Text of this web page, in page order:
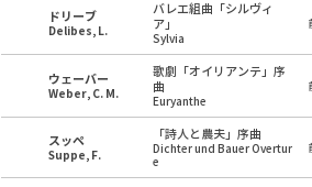
ドリーブ
Delibes, L.
バレエ組曲「シルヴィ
ア」
Sylvia
ウェーバー
Weber, C. M.
歌劇「オイリアンテ」序
曲
Euryanthe
スッペ
Suppe, F.
「詩人と農夫」序曲
Dichter und Bauer Overtur
e